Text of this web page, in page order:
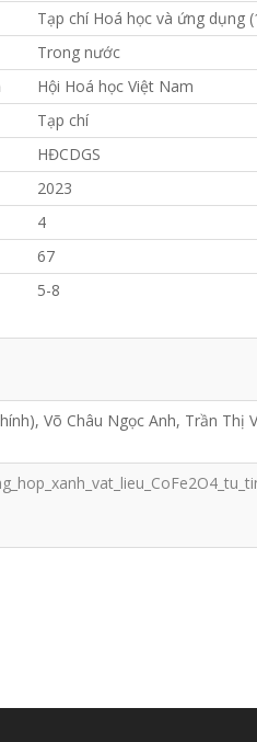
Tạp chí Hoá học và ứng dụng
Trong nước
Hội Hoá học Việt Nam
Tạp chí
HĐCDGS
2023
4
67
5-8
Võ Châu Ngọc Anh, Trần Thị